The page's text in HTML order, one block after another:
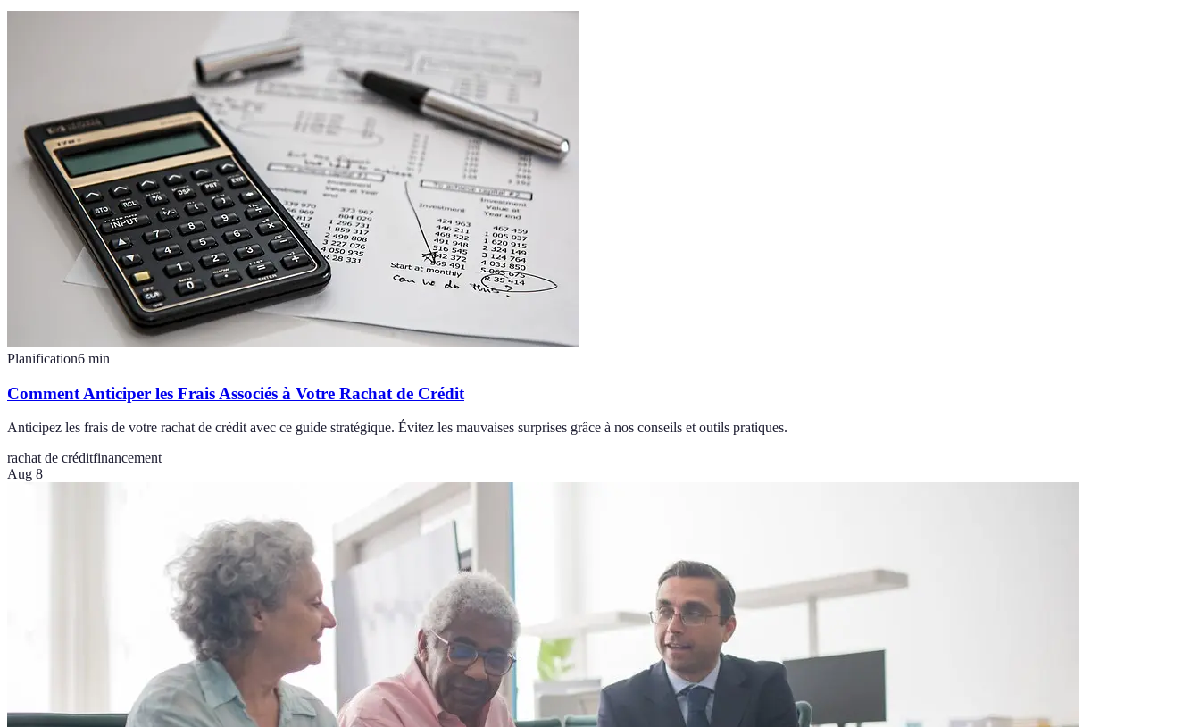
Planification6 min
Comment Anticiper les Frais Associés à Votre Rachat de Crédit
Anticipez les frais de votre rachat de crédit avec ce guide stratégique. Évitez les mauvaises surprises grâce à nos conseils et outils pratiques.
rachat de créditfinancement
Aug 8